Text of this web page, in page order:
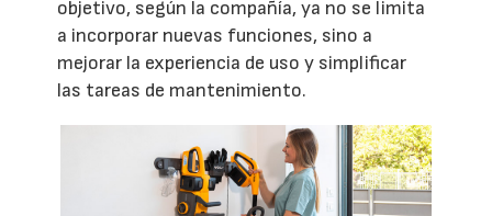
objetivo, según la compañía, ya no se limita
a incorporar nuevas funciones, sino a
mejorar la experiencia de uso y simplificar
las tareas de mantenimiento.